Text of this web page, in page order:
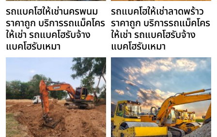
รถแบคโฮให้เช่านครพนม
ราคาถูก บริการรถแม็คโคร
ให้เช่า รถแบคโฮรับจ้าง
แบคโฮรับเหมา
รถแบคโฮให้เช่าลาดพร้าว
ราคาถูก บริการรถแม็คโคร
ให้เช่า รถแบคโฮรับจ้าง
แบคโฮรับเหมา